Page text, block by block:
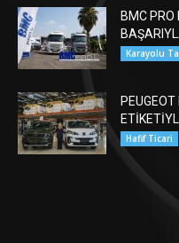
BMC PRO
Karayolu
Hafif Ticari